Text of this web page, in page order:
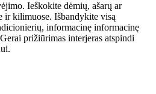
Ieškokite dėmių, ašarų ar
ir kilimuose. Išbandykite visą
informacinę informacinę
prižiūrimas interjeras atspindi